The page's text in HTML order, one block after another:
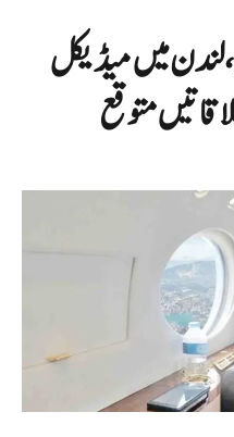
لندن میں میڈیکل
متوقع